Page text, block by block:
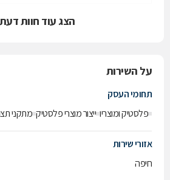
הצג עוד חוות
על השירות
תחומי העסק
פלסטיק ומוצריו ייצור מוצרי פלסטיק מתקני
אזורי שירות
חיפה